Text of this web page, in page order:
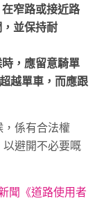
在窄路或接近路
並保持耐
時，應留意騎單
越單車，而應跟
，係有合法權
避開不必要嘅
聞《道路使用者